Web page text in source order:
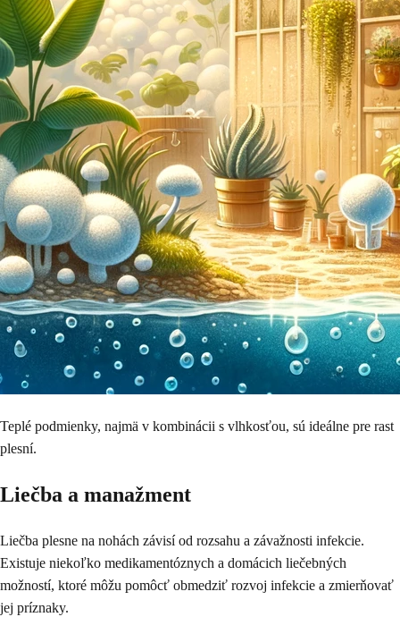
Teplé podmienky, najmä v kombinácii s vlhkosťou, sú ideálne pre rast
plesní.
Liečba a manažment
Liečba plesne na nohách závisí od rozsahu a závažnosti infekcie.
Existuje niekoľko medikamentóznych a domácich liečebných
možností, ktoré môžu pomôcť obmedziť rozvoj infekcie a zmierňovať
jej príznaky.